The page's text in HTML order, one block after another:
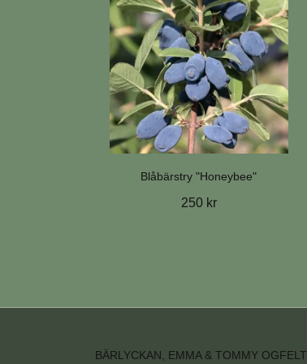
Blåbärstry "Honeybee"
250 kr
BÄRLYCKAN, EMMA & TOMMY OGFELT